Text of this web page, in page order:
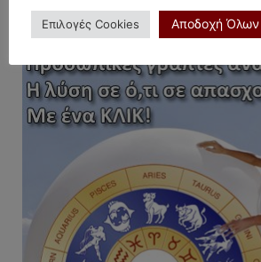
ΜΕΓΑΛΗ ΕΥΚΑΙΡΙΑ (πατήστε)
Επιλογές Cookies Αποδοχή Όλων